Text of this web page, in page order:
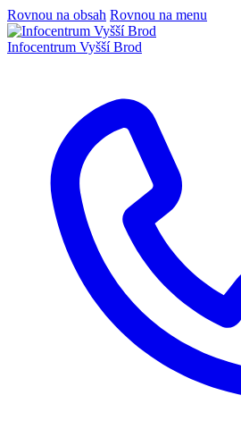
Rovnou na obsah Rovnou na menu
Infocentrum Vyšší Brod